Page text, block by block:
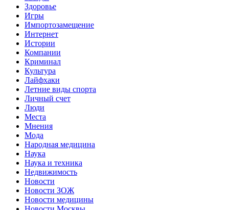
Здоровье
Игры
Импортозамещение
Интернет
Истории
Компании
Криминал
Культура
Лайфхаки
Летние виды спорта
Личный счет
Люди
Места
Мнения
Мода
Народная медицина
Наука
Наука и техника
Недвижимость
Новости
Новости ЗОЖ
Новости медицины